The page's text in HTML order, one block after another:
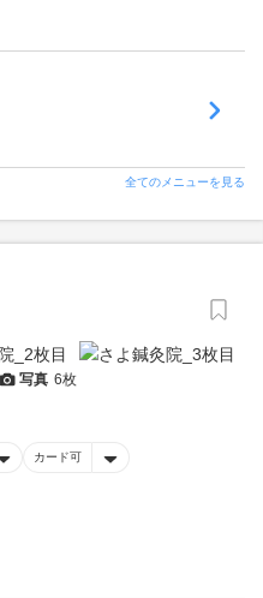
全てのメニューを見る
写真 6枚
カード可